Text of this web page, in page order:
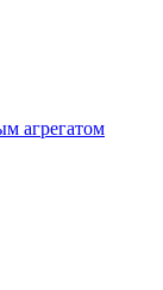
агрегатом